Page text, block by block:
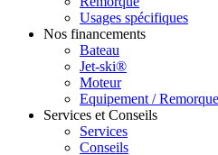
Usages spécifiques
Nos financements
Bateau
Jet-ski®
Moteur
Equipement / Remorque
Services et Conseils
Services
Conseils